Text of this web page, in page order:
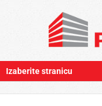
Izaberite stranicu